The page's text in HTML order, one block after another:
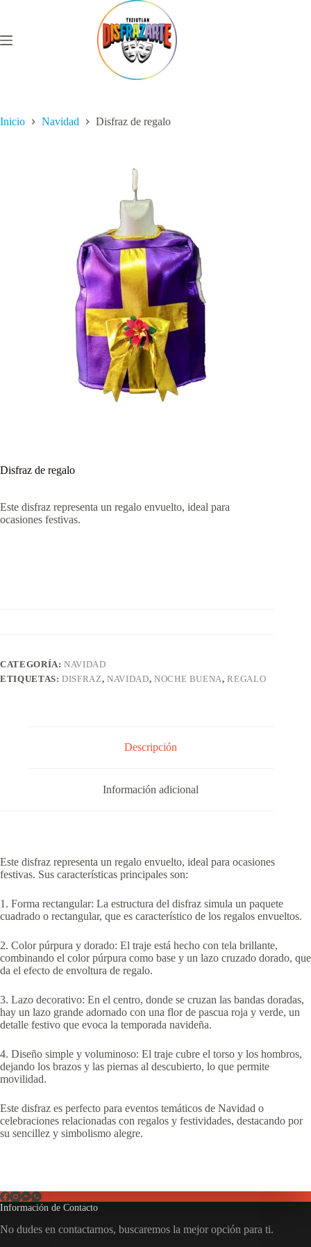
Inicio Navidad Disfraz de regalo
Disfraz de regalo
Este disfraz representa un regalo envuelto, ideal para
ocasiones festivas.
CATEGORÍA:NAVIDAD
ETIQUETAS:DISFRAZ,NAVIDAD, NOCHE BUENA,REGALO
Descripción
Información adicional
Este disfraz representa un regalo envuelto, ideal para ocasiones
festivas. Sus características principales son:
1. Forma rectangular: La estructura del disfraz simula un paquete
cuadrado o rectangular, que es característico de los regalos envueltos.
2. Color púrpura y dorado: El traje está hecho con tela brillante,
combinando el color púrpura como base y un lazo cruzado dorado, que
da el efecto de envoltura de regalo.
3. Lazo decorativo: En el centro, donde se cruzan las bandas doradas,
hay un lazo grande adornado con una flor de pascua roja y verde, un
detalle festivo que evoca la temporada navideña.
4. Diseño simple y voluminoso: El traje cubre el torso y los hombros,
dejando los brazos y las piernas al descubierto, lo que permite
movilidad.
Este disfraz es perfecto para eventos temáticos de Navidad o
celebraciones relacionadas con regalos y festividades, destacando por
su sencillez y simbolismo alegre.
Información de Contacto
No dudes en contactarnos, buscaremos la mejor opción para ti.